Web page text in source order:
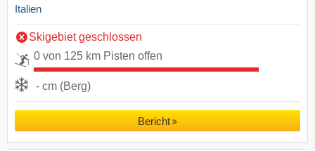
Italien
Skigebiet geschlossen
0 von 125 km Pisten offen
- cm (Berg)
Bericht